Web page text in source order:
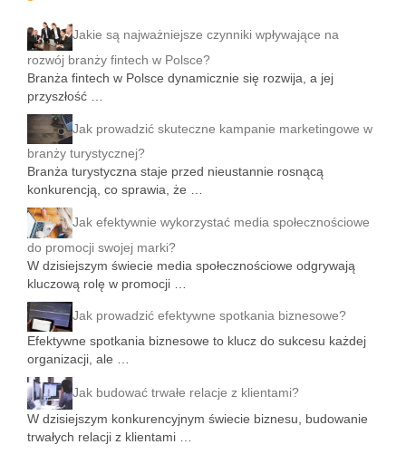
Jakie są najważniejsze czynniki wpływające na
rozwój branży fintech w Polsce?
Branża fintech w Polsce dynamicznie się rozwija, a jej
przyszłość …
Jak prowadzić skuteczne kampanie marketingowe w
branży turystycznej?
Branża turystyczna staje przed nieustannie rosnącą
konkurencją, co sprawia, że …
Jak efektywnie wykorzystać media społecznościowe
do promocji swojej marki?
W dzisiejszym świecie media społecznościowe odgrywają
kluczową rolę w promocji …
Jak prowadzić efektywne spotkania biznesowe?
Efektywne spotkania biznesowe to klucz do sukcesu każdej
organizacji, ale …
Jak budować trwałe relacje z klientami?
W dzisiejszym konkurencyjnym świecie biznesu, budowanie
trwałych relacji z klientami …